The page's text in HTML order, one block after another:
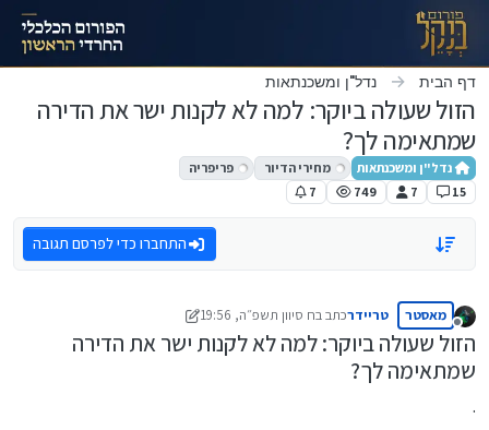
דילוג לתוכן
דף הבית נדל"ן ומשכנתאות
הזול שעולה ביוקר: למה לא לקנות ישר את הדירה
שמתאימה לך?
נדל"ן ומשכנתאות מחירי הדיור
פריפריה
15
7
749
7
התחברו כדי לפרסם תגובה
מנותק
מאסטר טריידרכתב בח סיוון תשפ״ה, 19:56
נערך לאחרונה על ידי טריידרח אייר תשפ״ה, 14:30
הזול שעולה ביוקר: למה לא לקנות ישר את הדירה
שמתאימה לך?
.